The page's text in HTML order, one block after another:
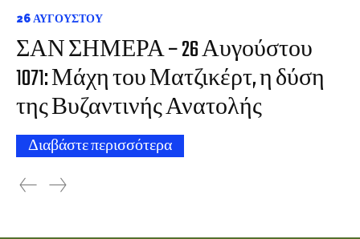
26 ΑΥΓΟΎΣΤΟΥ
ΣΑΝ ΣΗΜΕΡΑ – 26 Αυγούστου
1071: Μάχη του Ματζικέρτ, η δύση
της Βυζαντινής Ανατολής
Διαβάστε περισσότερα